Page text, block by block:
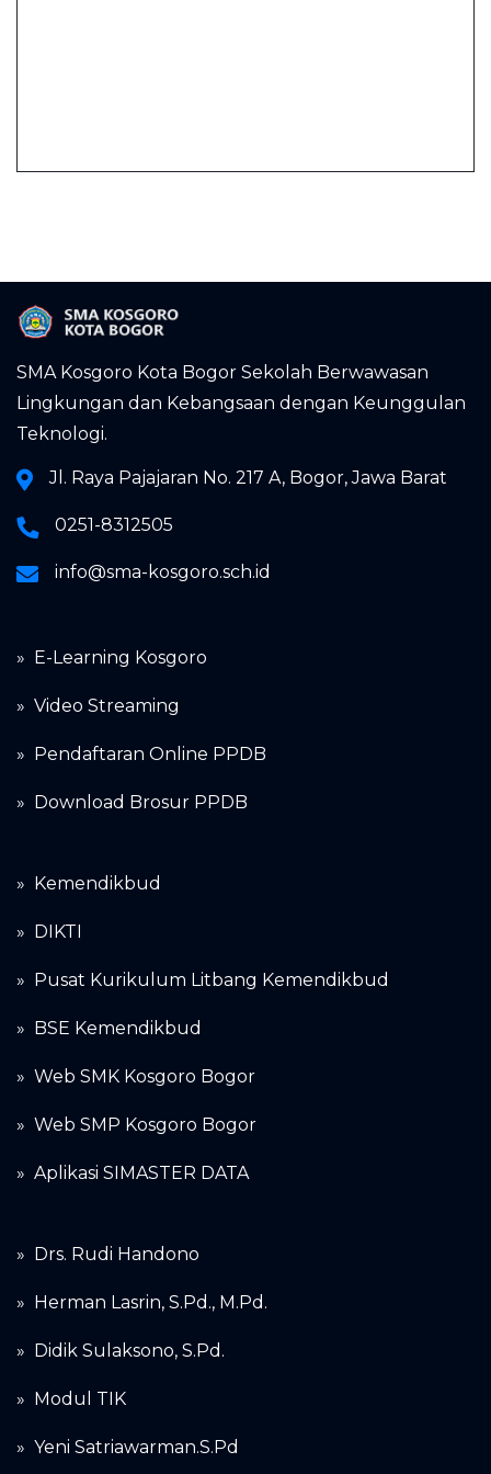
SMA Kosgoro Kota Bogor Sekolah Berwawasan
Lingkungan dan Kebangsaan dengan Keunggulan
Teknologi.
Jl. Raya Pajajaran No. 217 A, Bogor, Jawa Barat
0251-8312505
info@sma-kosgoro.sch.id
» E-Learning Kosgoro
» Video Streaming
» Pendaftaran Online PPDB
» Download Brosur PPDB
» Kemendikbud
» DIKTI
» Pusat Kurikulum Litbang Kemendikbud
» BSE Kemendikbud
» Web SMK Kosgoro Bogor
» Web SMP Kosgoro Bogor
» Aplikasi SIMASTER DATA
» Drs. Rudi Handono
» Herman Lasrin, S.Pd., M.Pd.
» Didik Sulaksono, S.Pd.
» Modul TIK
» Yeni Satriawarman.S.Pd